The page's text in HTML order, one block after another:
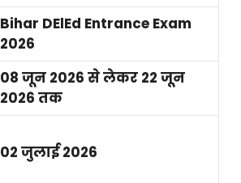
Bihar DElEd Entrance Exam
2026
08 जून 2026 से लेकर 22 जून
2026 तक
02 जुलाई 2026